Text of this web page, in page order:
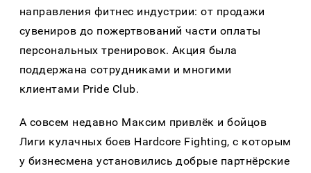
направления фитнес индустрии: от продажи
сувениров до пожертвований части оплаты
персональных тренировок. Акция была
поддержана сотрудниками и многими
клиентами Pride Club.
А совсем недавно Максим привлёк и бойцов
Лиги кулачных боев Hardcore Fighting, с которым
у бизнесмена установились добрые партнёрские